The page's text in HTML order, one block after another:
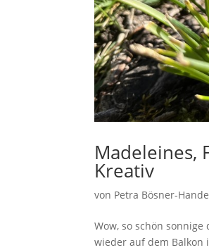
Madeleines,
Kreativ
von Petra Bösner-
Wow, so schön
wieder auf dem Balkon